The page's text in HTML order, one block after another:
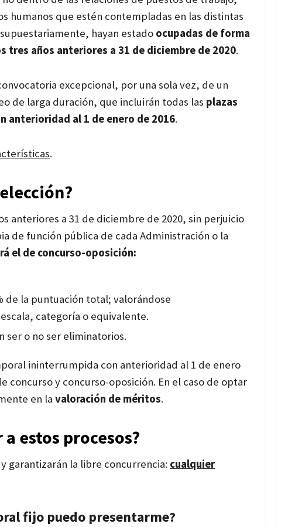
humanos que estén contempladas en las distintas
hayan estado ocupadas de forma
años anteriores a 31 de diciembre de 2020.
excepcional, por una sola vez, de un
de larga duración, que incluirán todas las plazas
anterioridad al 1 de enero de 2016.
.
anteriores a 31 de diciembre de 2020, sin perjuicio
de función pública de cada Administración o la
el de concurso-oposición:
de la puntuación total; valorándose
categoría o equivalente.
ser o no ser eliminatorios.
ininterrumpida con anterioridad al 1 de enero
concurso y concurso-oposición. En el caso de optar
en lavaloración de méritos.
estos procesos?
garantizarán la libre concurrencia: cualquier
fijo puedo presentarme?